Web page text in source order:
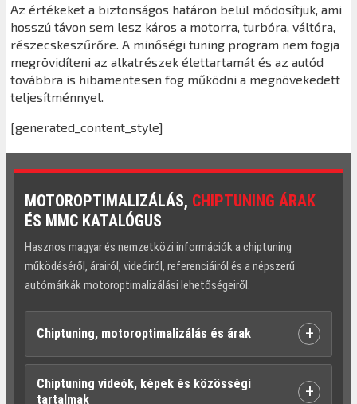
Az értékeket a biztonságos határon belül módosítjuk, ami
hosszú távon sem lesz káros a motorra, turbóra, váltóra,
részecskeszűrőre. A minőségi tuning program nem fogja
megrövidíteni az alkatrészek élettartamát és az autód
továbbra is hibamentesen fog működni a megnövekedett
teljesítménnyel.
[generated_content_style]
MOTOROPTIMALIZÁLÁS, CHIPTUNING ÁRAK
ÉS MMC KATALÓGUS
Hasznos magyar és nemzetközi információk a chiptuning
működéséről, árairól, videóiról, referenciáiról és a népszerű
autómárkák motoroptimalizálási lehetőségeiről.
Chiptuning, motoroptimalizálás és árak +
Chiptuning videók, képek és közösségi
tartalmak
+